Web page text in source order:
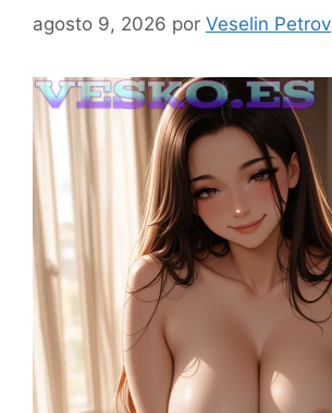
agosto 9, 2026 por Veselin Petrov